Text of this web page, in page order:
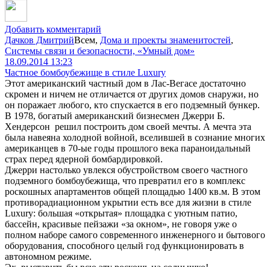
Добавить комментарий
Дачков ДмитрийВсем, Дома и проекты знаменитостей,
Системы связи и безопасности, «Умный дом»
18.09.2014 13:23
Частное бомбоубежище в стиле Luxury
Этот американский частный дом в Лас-Вегасе достаточно
скромен и ничем не отличается от других домов снаружи, но
он поражает любого, кто спускается в его подземный бункер.
В 1978, богатый американский бизнесмен Джерри Б.
Хендерсон решил построить дом своей мечты. А мечта эта
была навеяна холодной войной, вселившей в сознание многих
американцев в 70-ые годы прошлого века параноидальный
страх перед ядерной бомбардировкой.
Джерри настолько увлекся обустройством своего частного
подземного бомбоубежища, что превратил его в комплекс
роскошных апартаментов общей площадью 1400 кв.м. В этом
противорадиационном укрытии есть все для жизни в стиле
Luxury: большая «открытая» площадка с уютным патио,
бассейн, красивые пейзажи «за окном», не говоря уже о
полном наборе самого современного инженерного и бытового
оборудования, способного целый год функционировать в
автономном режиме.